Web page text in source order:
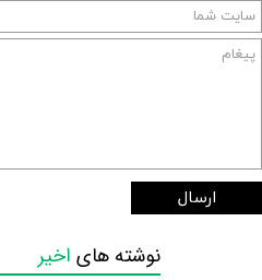
ارسال
نوشته های اخیر